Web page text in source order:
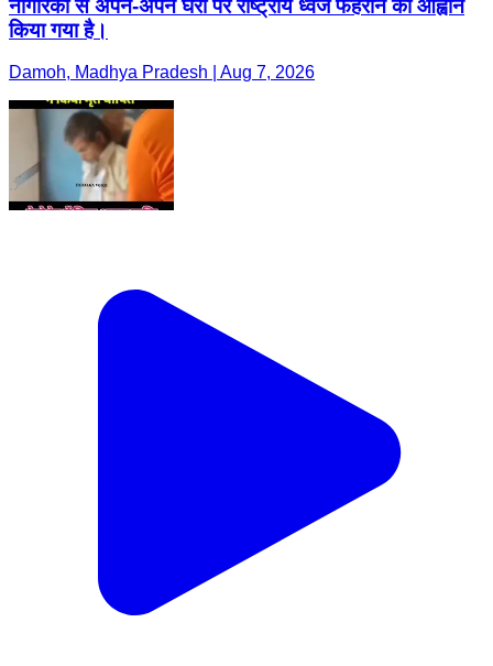
नागरिकों से अपने-अपने घरों पर राष्ट्रीय ध्वज फहराने का आह्वान
किया गया है।
Damoh, Madhya Pradesh | Aug 7, 2026